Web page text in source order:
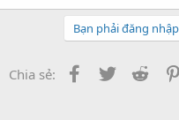
Bạn phải đăng
Chia sẻ: Facebook
Twitter